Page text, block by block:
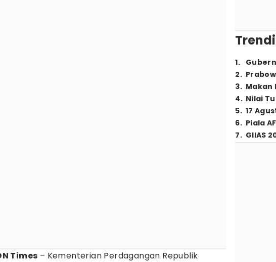
Times – Kementerian Perdagangan Republik
1.
2.
3. Makan
4. Nilai
5. 17
6. Piala
7. GIIAS